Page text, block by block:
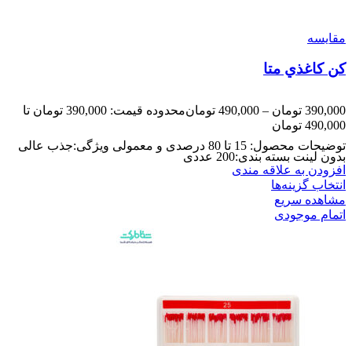
مقایسه
کن کاغذي متا
390,000 تومان –
490,000 تومان
محدوده قیمت: 390,000 تومان تا
490,000 تومان
توضیحات محصول: 15 تا 80 درصدی و معمولی ویژگی:جذب عالی
بدون لینت بسته بندی:200 عددی
افزودن به علاقه مندی
انتخاب گزینه‌ها
مشاهده سریع
اتمام موجودی